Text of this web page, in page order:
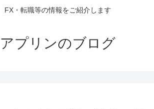
FX・転職等の情報をご紹介します
アプリンのブログ